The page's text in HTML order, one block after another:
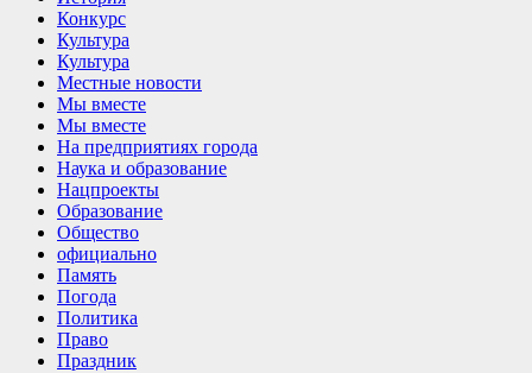
Конкурс
Культура
Культура
Местные новости
Мы вместе
Мы вместе
На предприятиях города
Наука и образование
Нацпроекты
Образование
Общество
официально
Память
Погода
Политика
Право
Праздник